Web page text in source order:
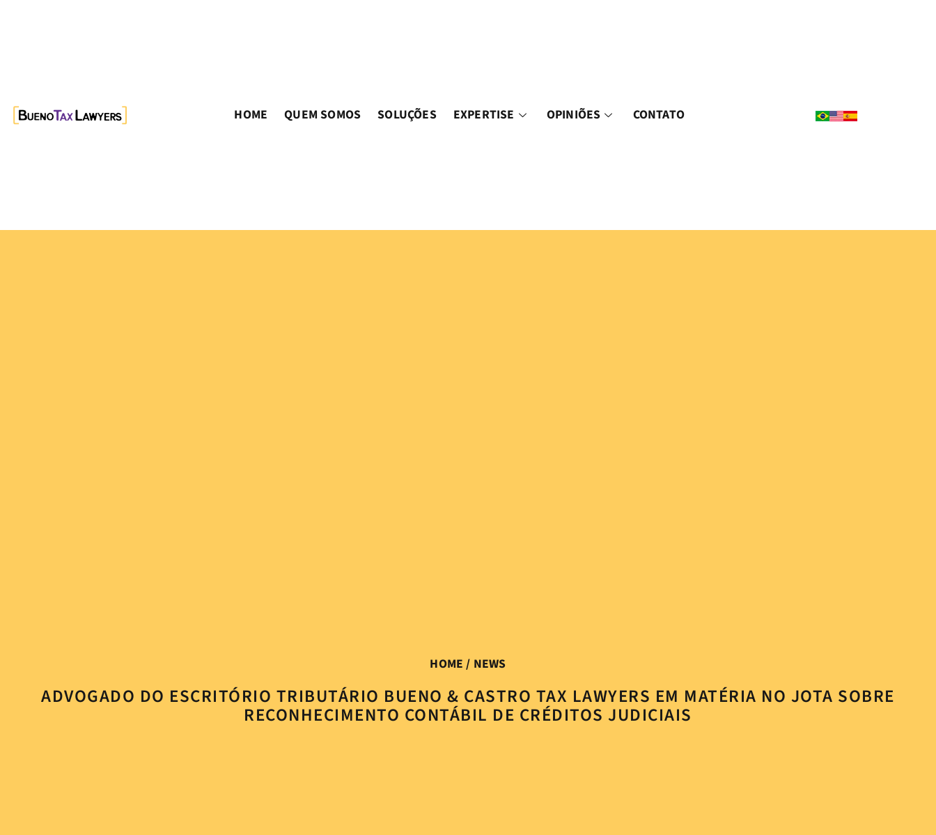
HOME QUEM SOMOS SOLUÇÕES EXPERTISE OPINIÕES CONTATO
HOME / NEWS
ADVOGADO DO ESCRITÓRIO TRIBUTÁRIO BUENO & CASTRO TAX LAWYERS EM MATÉRIA NO JOTA SOBRE
RECONHECIMENTO CONTÁBIL DE CRÉDITOS JUDICIAIS